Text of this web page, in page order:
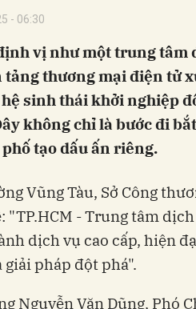
- 06:30
vị như một trung tâm
tảng thương mại điện tử
sinh thái khởi nghiệp
không chỉ là bước đi
tạo dấu ấn riêng.
Vũng Tàu, Sở Công
"TP.HCM - Trung tâm
dịch vụ cao cấp, hiện
pháp đột phá".
Nguyễn Văn Dũng, Phó